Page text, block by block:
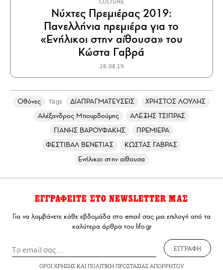
CULTURE
Νύχτες Πρεμιέρας 2019:
Πανελλήνια πρεμιέρα για το
«Ενήλικοι στην αίθουσα» του
Κώστα Γαβρά
28.08.19
Οθόνες Tags ΔΙΑΠΡΑΓΜΑΤΕΥΣΕΙΣ
ΧΡΗΣΤΟΣ ΛΟΥΛΗΣ
Αλέξανδρος Μπουρδούμης
ΑΛΕΞΗΣ ΤΣΙΠΡΑΣ
ΓΙΑΝΗΣ ΒΑΡΟΥΦΑΚΗΣ
ΠΡΕΜΙΕΡΑ
ΦΕΣΤΙΒΑΛ ΒΕΝΕΤΙΑΣ
ΚΩΣΤΑΣ ΓΑΒΡΑΣ
Ενήλικοι στην αίθουσα
ΕΓΓΡΑΦΕΙΤΕ ΣΤΟ NEWSLETTER ΜΑΣ
Για να λαμβάνετε κάθε εβδομάδα στο email σας μια επιλογή από τα
καλύτερα άρθρα του lifo.gr
ΕΓΓΡΑΦΗ
ΟΡΟΙ ΧΡΗΣΗΣΚΑΙ ΠΟΛΙΤΙΚΗ ΠΡΟΣΤΑΣΙΑΣ ΑΠΟΡΡΗΤΟΥ